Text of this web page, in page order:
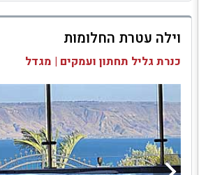
למתחם זה
בדיקת זמינות ומחירים
וילה עטרת החלומות
כנרת גליל תחתון ועמקים | מגדל